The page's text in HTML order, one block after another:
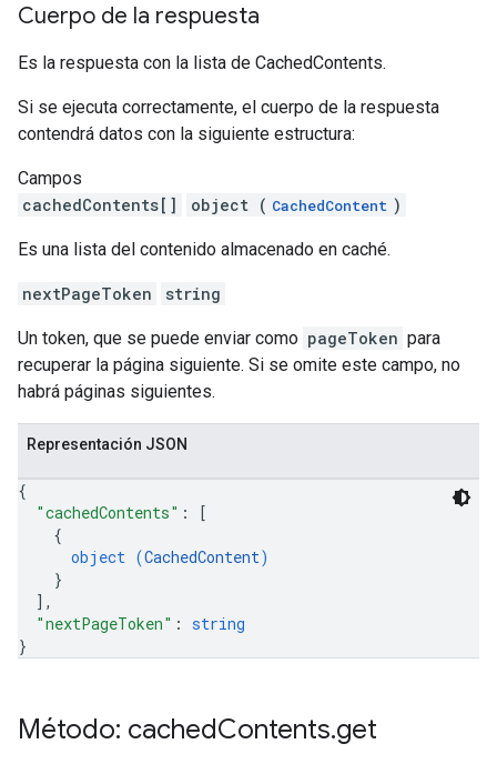
Cuerpo de la respuesta
Es la respuesta con la lista de CachedContents.
Si se ejecuta correctamente, el cuerpo de la respuesta
contendrá datos con la siguiente estructura:
Campos
cachedContents[]
object ( CachedContent )
Es una lista del contenido almacenado en caché.
nextPageToken string
Un token, que se puede enviar como pageToken para
recuperar la página siguiente. Si se omite este campo, no
habrá páginas siguientes.
Representación JSON
{
"cachedContents" :
[
{
object (CachedContent)
}
] ,
"nextPageToken" : string
}
Método: cachedContents.get